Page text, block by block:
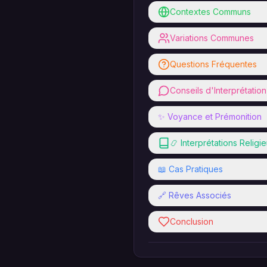
Contextes Communs
Variations Communes
Questions Fréquentes
Conseils d'Interprétation
✨ Voyance et Prémonition
📿 Interprétations
📖 Cas Pratiques
🔗 Rêves Associés
Conclusion